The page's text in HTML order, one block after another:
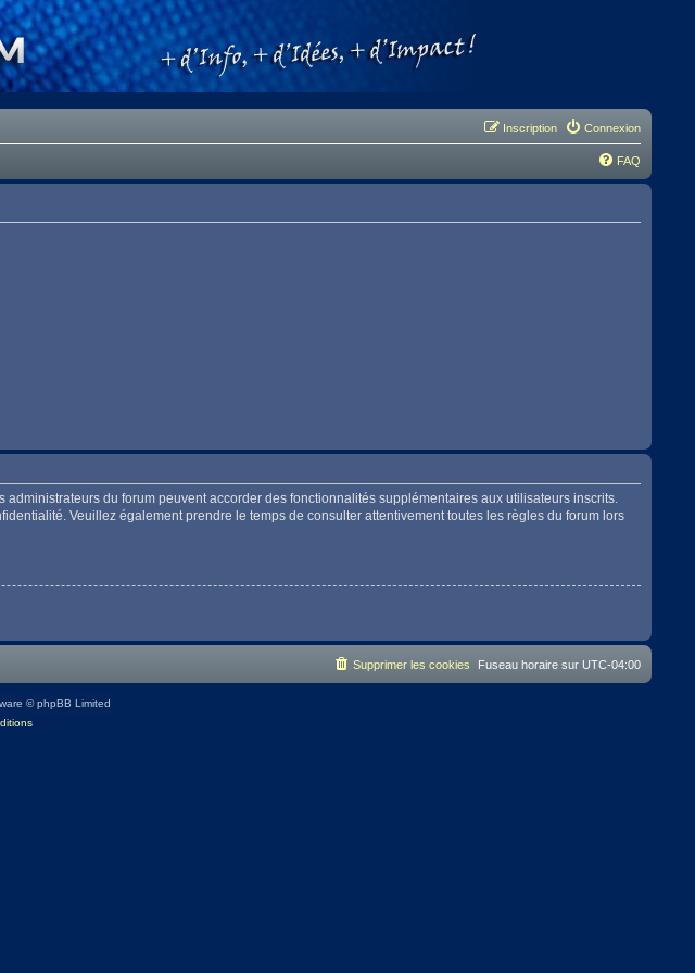
Connexion
Inscription
FAQ
du forum peuvent accorder des fonctionnalités supplémentaires aux utilisateurs inscrits.
Veuillez également prendre le temps de consulter attentivement toutes les règles du forum lors
Fuseau horaire sur UTC-04:00
Supprimer les cookies
© phpBB Limited